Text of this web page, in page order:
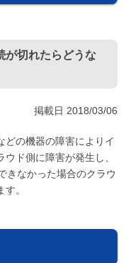
が切れたらどうな
掲載日2018/03/06
どの機器の障害によりイ
ド側に障害が発生し、
きなかった場合のクラウ
。